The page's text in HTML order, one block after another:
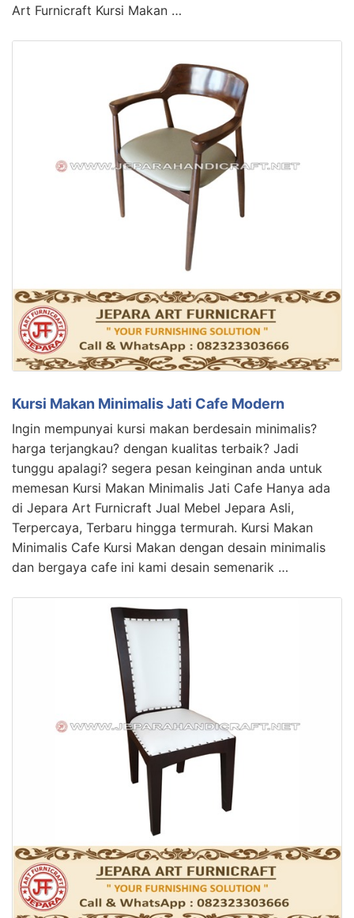
Art Furnicraft Kursi Makan …
Kursi Makan Minimalis Jati Cafe Modern
Ingin mempunyai kursi makan berdesain minimalis?
harga terjangkau? dengan kualitas terbaik? Jadi
tunggu apalagi? segera pesan keinginan anda untuk
memesan Kursi Makan Minimalis Jati Cafe Hanya ada
di Jepara Art Furnicraft Jual Mebel Jepara Asli,
Terpercaya, Terbaru hingga termurah. Kursi Makan
Minimalis Cafe Kursi Makan dengan desain minimalis
dan bergaya cafe ini kami desain semenarik …